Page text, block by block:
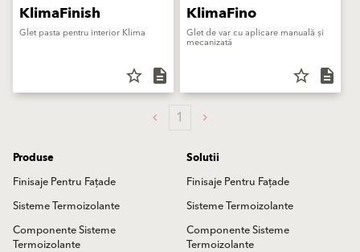
KlimaFinish
Glet pasta pentru interior Klima
star_border description
KlimaFino
Glet de var cu aplicare manuală și
mecanizată
star_border description
1
Produse
Finisaje Pentru Fațade
Sisteme Termoizolante
Componente Sisteme
Termoizolante
Solutii
Finisaje Pentru Fațade
Sisteme Termoizolante
Componente Sisteme
Termoizolante